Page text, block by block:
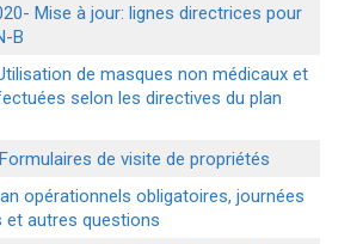
Mise à jour: lignes directrices pour
B
de masques non médicaux et
selon les directives du plan
de visite de propriétés
opérationnels obligatoires, journées
et autres questions